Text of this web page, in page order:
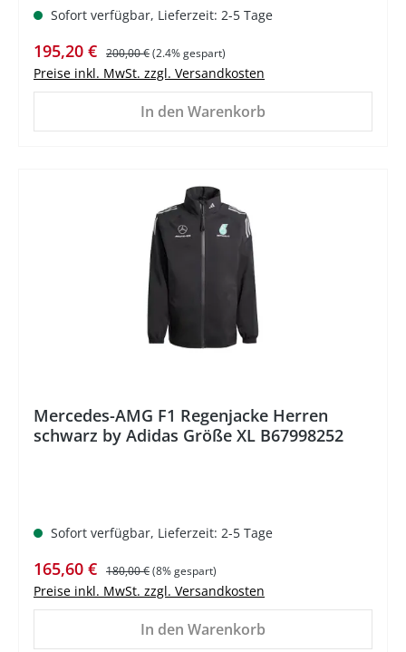
Sofort verfügbar, Lieferzeit: 2-5 Tage
Verkaufspreis:
195,20 € Regulärer Preis:
200,00 €(2.4% gespart)
Preise inkl. MwSt. zzgl. Versandkosten
In den Warenkorb
Mercedes-AMG F1 Regenjacke Herren
schwarz by Adidas Größe XL B67998252
Sofort verfügbar, Lieferzeit: 2-5 Tage
Verkaufspreis:
165,60 € Regulärer Preis:
180,00 €(8% gespart)
Preise inkl. MwSt. zzgl. Versandkosten
In den Warenkorb